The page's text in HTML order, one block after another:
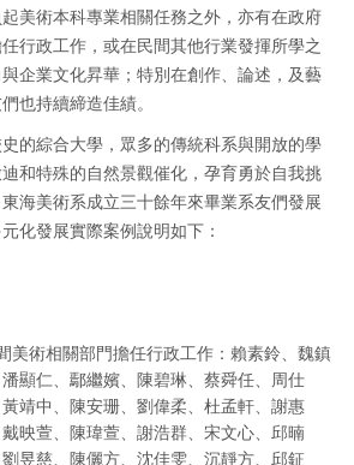
美術本科專業相關任務之外，亦有在政府
行政工作，或在民間其他行業發揮所學之
企業文化昇華；特別在創作、論述，及藝
也持續締造佳績。
的綜合大學，眾多的傳統科系與開放的學
和特殊的自然景觀催化，孕育勇於自我挑
海美術系成立三十餘年來畢業系友們發展
化發展實際案例說明如下：
美術相關部門擔任行政工作：賴素鈴、魏鎮
顯仁、鄢繼嬪、陳碧琳、蔡舜任、周仕
靖中、陳安珊、劉偉柔、杜孟軒、謝惠
映萱、陳瑋萱、謝浩群、宋文心、邱暔
昱慈、陳儷方、沈佳雯、沉靜方、邱鉦